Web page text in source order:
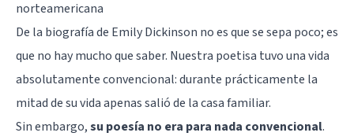
norteamericana
De la biografía de Emily Dickinson no es que se sepa poco; es
que no hay mucho que saber. Nuestra poetisa tuvo una vida
absolutamente convencional: durante prácticamente la
mitad de su vida apenas salió de la casa familiar.
Sin embargo,su poesía no era para nada convencional.